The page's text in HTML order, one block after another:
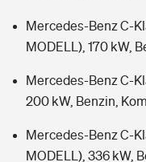
Mercedes-Benz C-
MODELL), 170 kW,
Mercedes-Benz C-
200 kW, Benzin,
Mercedes-Benz C-
MODELL), 336 kW,